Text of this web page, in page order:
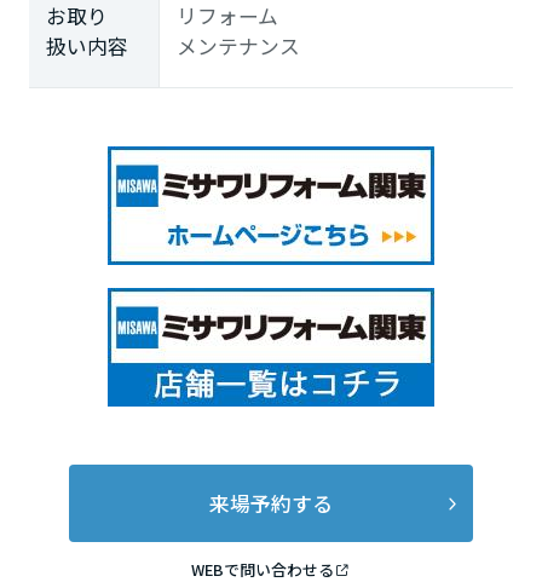
お取り
扱い内容
リフォーム
メンテナンス
来場予約する
WEBで問い合わせる